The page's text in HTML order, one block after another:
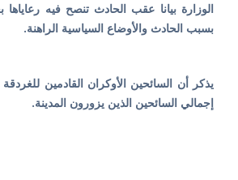
الوزارة بيانا عقب الحادث تنصح فيه
بسبب الحادث والأوضاع السياسية الراهنة.
إجمالي السائحين الذين يزورون المدينة.